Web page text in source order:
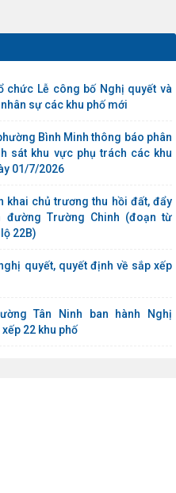
chức Lễ công bố Nghị quyết và
sự các khu phố mới
Bình Minh thông báo phân
sát khu vực phụ trách các khu
01/7/2026
khai chủ trương thu hồi đất, đẩy
đường Trường Chinh (đoạn từ
22B)
quyết, quyết định về sắp xếp
Tân Ninh ban hành Nghị
22 khu phố